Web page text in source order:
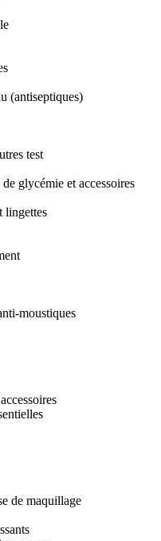
(antiseptiques)
test
glycémie et accessoires
lingettes
moustiques
de maquillage